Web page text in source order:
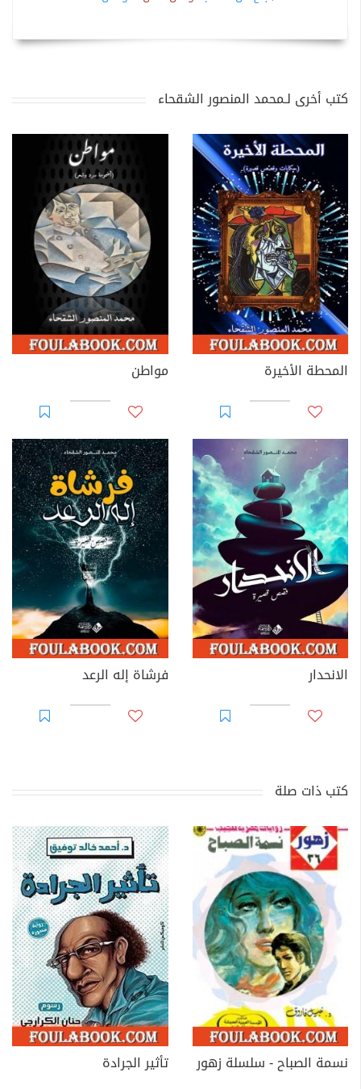
كتب أخرى لـمحمد المنصور الشقحاء
المحطة الأخيرة مواطن
الانحدار فرشاة إله الرعد
كتب ذات صلة
نسمة الصباح - سلسلة زهور
تأثير الجرادة